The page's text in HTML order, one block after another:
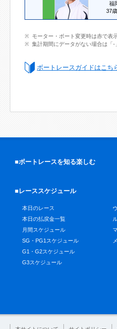
福
37
モーター・ボート変更時は赤で表
集計期間にデータがない場合は「-
ボートレースガイドはこち
■ボートレースを知る楽しむ
■レーススケジュール
本日のレース
本日の払戻金一覧
月間スケジュール
SG・PG1スケジュール
G1・G2スケジュール
G3スケジュール